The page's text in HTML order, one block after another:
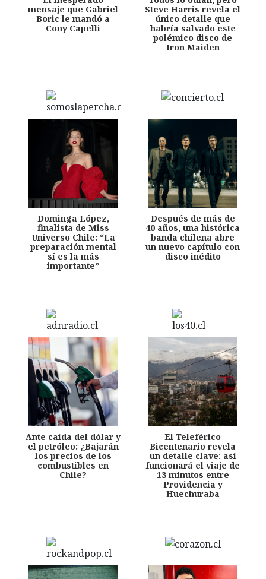
mensaje que Gabriel
Boric le mandó a
Cony Capelli
Steve Harris revela el
único detalle que
habría salvado este
polémico disco de
Iron Maiden
Dominga López,
finalista de Miss
Universo Chile: “La
preparación mental
sí es la más
importante”
Después de más de
40 años, una histórica
banda chilena abre
un nuevo capítulo con
disco inédito
Ante caída del dólar y
el petróleo: ¿Bajarán
los precios de los
combustibles en
Chile?
El Teleférico
Bicentenario revela
un detalle clave: así
funcionará el viaje de
13 minutos entre
Providencia y
Huechuraba